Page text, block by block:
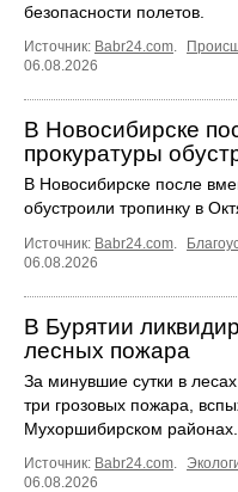
безопасности полетов.
Источник: Babr24.com.
06.08.2026
В Новосибирске
прокуратуры
В Новосибирске после
обустроили тропинку в
Источник: Babr24.com
06.08.2026
В Бурятии
лесных пожара
За минувшие сутки в
три грозовых пожара,
Мухоршибирском районах.
Источник: Babr24.com
06.08.2026